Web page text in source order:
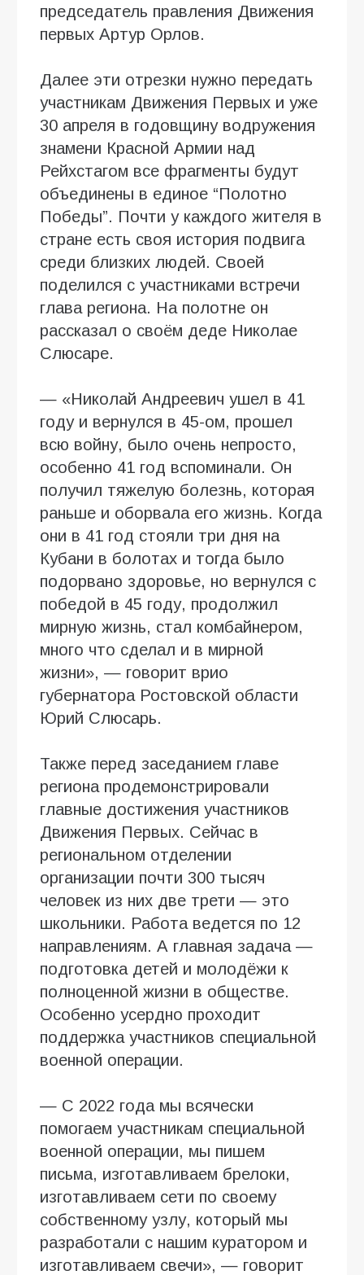
председатель правления Движения
первых Артур Орлов.
Далее эти отрезки нужно передать
участникам Движения Первых и уже
30 апреля в годовщину водружения
знамени Красной Армии над
Рейхстагом все фрагменты будут
объединены в единое “Полотно
Победы”. Почти у каждого жителя в
стране есть своя история подвига
среди близких людей. Своей
поделился с участниками встречи
глава региона. На полотне он
рассказал о своём деде Николае
Слюсаре.
— «Николай Андреевич ушел в 41
году и вернулся в 45-ом, прошел
всю войну, было очень непросто,
особенно 41 год вспоминали. Он
получил тяжелую болезнь, которая
раньше и оборвала его жизнь. Когда
они в 41 год стояли три дня на
Кубани в болотах и тогда было
подорвано здоровье, но вернулся с
победой в 45 году, продолжил
мирную жизнь, стал комбайнером,
много что сделал и в мирной
жизни», — говорит врио
губернатора Ростовской области
Юрий Слюсарь.
Также перед заседанием главе
региона продемонстрировали
главные достижения участников
Движения Первых. Сейчас в
региональном отделении
организации почти 300 тысяч
человек из них две трети — это
школьники. Работа ведется по 12
направлениям. А главная задача —
подготовка детей и молодёжи к
полноценной жизни в обществе.
Особенно усердно проходит
поддержка участников специальной
военной операции.
— С 2022 года мы всячески
помогаем участникам специальной
военной операции, мы пишем
письма, изготавливаем брелоки,
изготавливаем сети по своему
собственному узлу, который мы
разработали с нашим куратором и
изготавливаем свечи», — говорит